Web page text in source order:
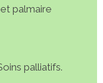
palmaire
palliatifs.